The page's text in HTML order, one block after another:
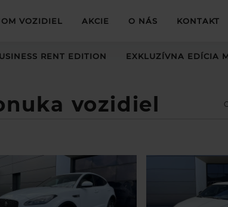
RENT EDITION EXKLUZÍVNA EDÍCIA
VOZIDIEL AKCIE O NÁS KONTAKT
vozidiel